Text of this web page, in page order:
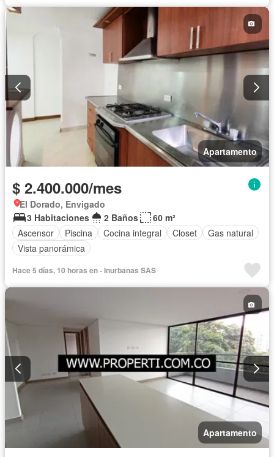
Apartamento
$ 2.400.000/mes
El Dorado, Envigado
3 Habitaciones
2 Baños
60 m²
Ascensor
Piscina Cocina integral Closet
Gas natural
Vista panorámica
Hace 5 días, 10 horas en - Inurbanas SAS
Apartamento